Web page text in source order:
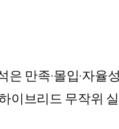
만족·몰입·자율
이브리드 무작위